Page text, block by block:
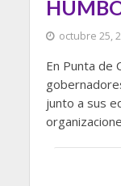
octubre 25,
En Punta de
junto a sus